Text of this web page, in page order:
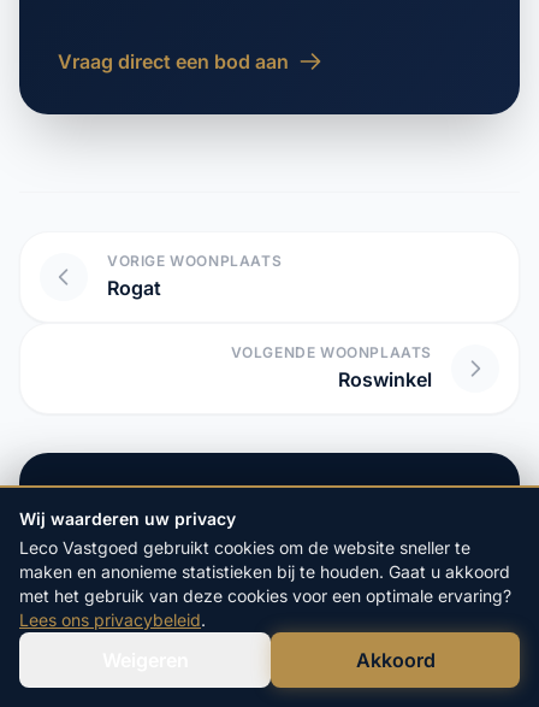
Vraag direct een bod aan
VORIGE WOONPLAATS
Rogat
VOLGENDE WOONPLAATS
Roswinkel
Start hier uw vrijblijvende
aanvraag:
4.9/5op Google
20+ Jaar Ervaring
100% Veilige Verkoop
POSTCODE
Bel Ons Direct
Wij waarderen uw privacy
Leco Vastgoed gebruikt cookies om de website sneller te
maken en anonieme statistieken bij te houden. Gaat u akkoord
met het gebruik van deze cookies voor een optimale ervaring?
Lees ons privacybeleid.
Akkoord